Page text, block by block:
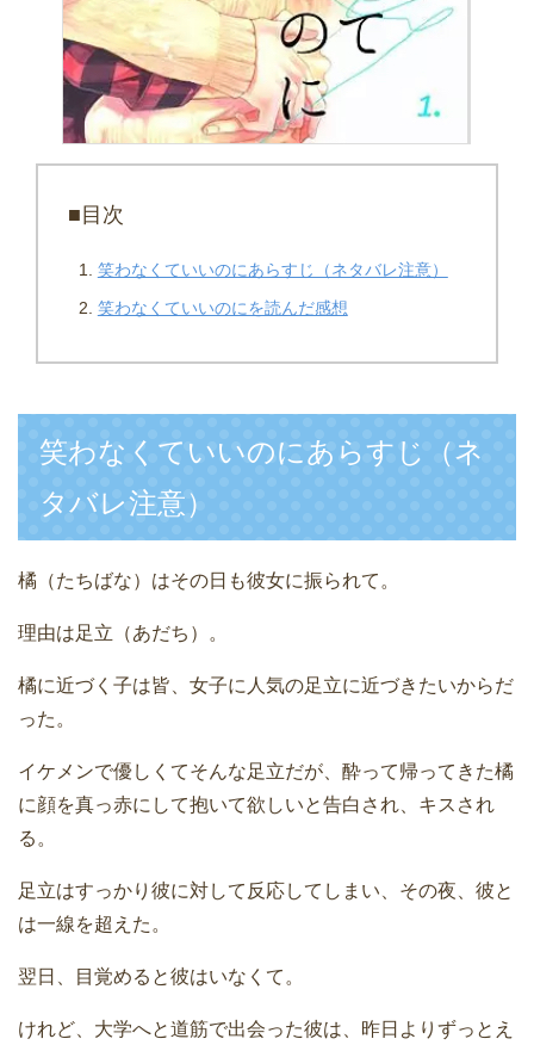
■目次
笑わなくていいのにあらすじ（ネタバレ注意）
笑わなくていいのにを読んだ感想
笑わなくていいのにあらすじ（ネ
タバレ注意）
橘（たちばな）はその日も彼女に振られて。
理由は足立（あだち）。
橘に近づく子は皆、女子に人気の足立に近づきたいからだ
った。
イケメンで優しくてそんな足立だが、酔って帰ってきた橘
に顔を真っ赤にして抱いて欲しいと告白され、キスされ
る。
足立はすっかり彼に対して反応してしまい、その夜、彼と
は一線を超えた。
翌日、目覚めると彼はいなくて。
けれど、大学へと道筋で出会った彼は、昨日よりずっとえ